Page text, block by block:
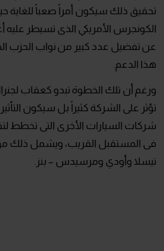
تحقيق ذلك سيكون أمراً صعباً للغاية
الكونجرس الأمريكي الذى تسيطر عليه
عن تفضيل عدد كبير من نواب الحزب
هذا الدعم.
ورغم أن تلك الخطوة تبدو كعقاب
تؤثر على الشركة كثيراً بل سيكون
شركات السيارات الأخرى التى تخطط
فى المستقبل القريب، ويشمل ذلك
تيسلا وأودي ومرسيدس – بنز.